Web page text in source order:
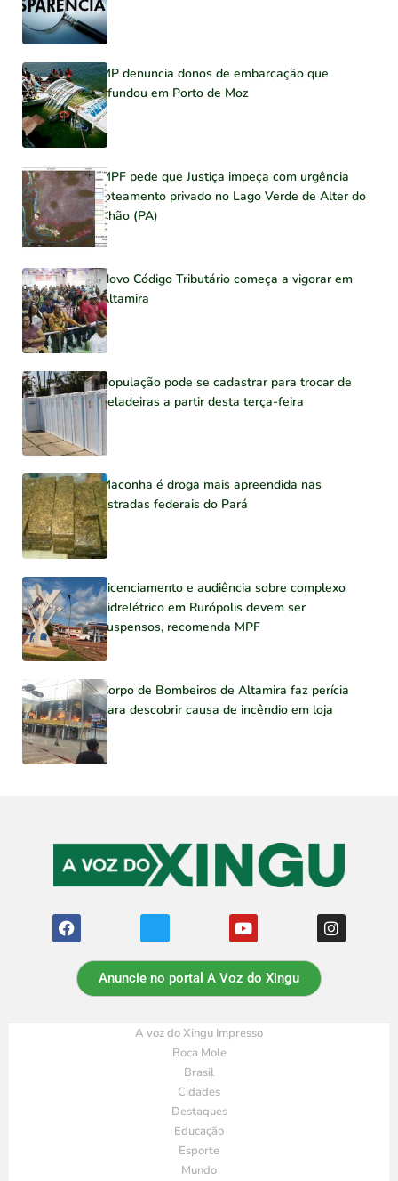
MP denuncia donos de embarcação que
afundou em Porto de Moz
MPF pede que Justiça impeça com urgência
loteamento privado no Lago Verde de Alter do
Chão (PA)
Novo Código Tributário começa a vigorar em
Altamira
População pode se cadastrar para trocar de
geladeiras a partir desta terça-feira
Maconha é droga mais apreendida nas
estradas federais do Pará
Licenciamento e audiência sobre complexo
hidrelétrico em Rurópolis devem ser
suspensos, recomenda MPF
Corpo de Bombeiros de Altamira faz perícia
para descobrir causa de incêndio em loja
Anuncie no portal A Voz do Xingu
A voz do Xingu Impresso
Boca Mole
Brasil
Cidades
Destaques
Educação
Esporte
Mundo